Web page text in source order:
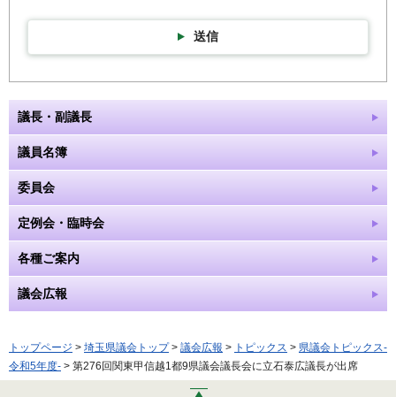
送信
議長・副議長
議員名簿
委員会
定例会・臨時会
各種ご案内
議会広報
トップページ > 埼玉県議会トップ> 議会広報 > トピックス > 県議会トピックス-
令和5年度- > 第276回関東甲信越1都9県議会議長会に立石泰広議長が出席